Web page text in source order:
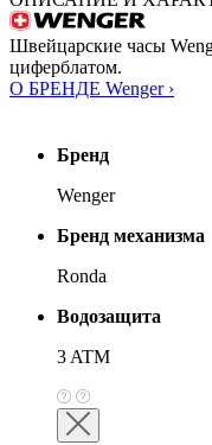
Швейцарские часы
циферблатом.
О БРЕНДЕ Wenger ›
Бренд
Wenger
Бренд механизма
Ronda
Водозащита
3 ATM